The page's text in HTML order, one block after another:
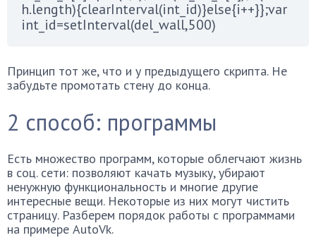
h.length){clearInterval(int_id)}else{i++}};var
int_id=setInterval(del_wall,500)
Принцип тот же, что и у предыдущего скрипта. Не
забудьте промотать стену до конца.
2 способ: программы
Есть множество программ, которые облегчают жизнь
в соц. сети: позволяют качать музыку, убирают
ненужную функциональность и многие другие
интересные вещи. Некоторые из них могут чистить
страницу. Разберем порядок работы с программами
на примере AutoVk.